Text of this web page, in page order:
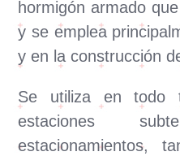
hormigón armado
y se emplea
y en la construcción
Se utiliza en todo
estaciones
estacionamientos,